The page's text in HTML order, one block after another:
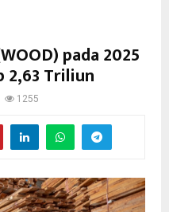
pada 2025
2,63 Triliun
1255